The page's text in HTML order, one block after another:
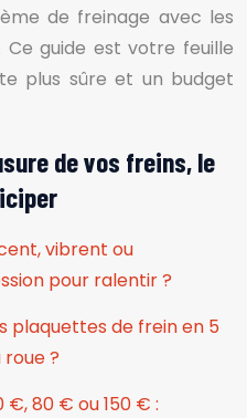
de freinage avec les
Ce guide est votre feuille
plus sûre et un budget
de vos freins, le
vibrent ou
pour ralentir ?
plaquettes de frein en 5
?
80 € ou 150 € :